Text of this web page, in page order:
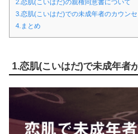
2.恋肌(こいはだ)の親権同意書について
3.恋肌(こいはだ)での未成年者のカウン
4.まとめ
1.恋肌(こいはだ)で未成年者